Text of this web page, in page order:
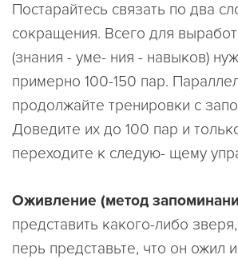
Постарайтесь связать по два
сокращения. Всего для
(знания - уме- ния - навыков)
примерно 100-150 пар.
продолжайте тренировки с
Доведите их до 100 пар и
переходите к следую- щему
Оживление (метод
представить какого-либо
перь представьте, что он ожил